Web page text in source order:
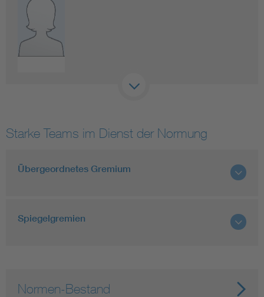
Starke Teams im Dienst der Normung
Übergeordnetes Gremium
Spiegelgremien
Normen-Bestand